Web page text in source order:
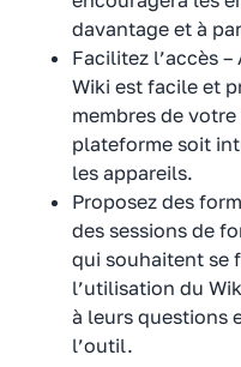
davantage et à
Facilitez l’accès
Wiki est facile et
membres de
plateforme soit
les appareils.
Proposez des
des sessions de
qui souhaitent se
l’utilisation du
à leurs questions
l’outil.